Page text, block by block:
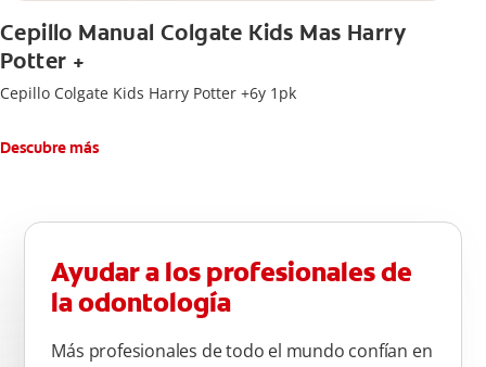
Cepillo Manual Colgate Kids Mas Harry
Potter +
Cepillo Colgate Kids Harry Potter +6y 1pk
Descubre más
Ayudar a los profesionales de
la odontología
Más profesionales de todo el mundo confían en